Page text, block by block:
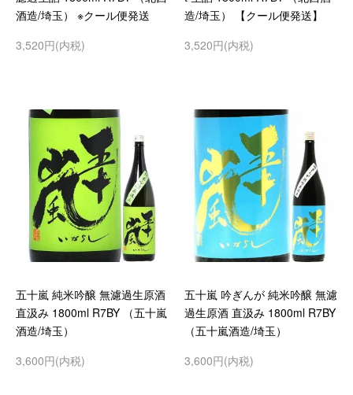
酒造/埼玉） ※クール便発送
3,520円(内税)
造/埼玉） 【クール便発送】
3,520円(内税)
五十嵐 純米吟醸 無濾過生原酒
直汲み 1800ml R7BY （五十嵐
酒造/埼玉）
3,600円(内税)
五十嵐 吟ぎんが 純米吟醸 無濾
過生原酒 直汲み 1800ml R7BY
（五十嵐酒造/埼玉）
3,600円(内税)